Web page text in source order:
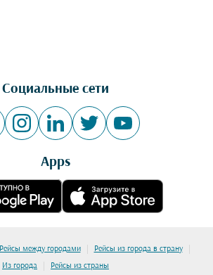
Социальные сети
Apps
Рейсы между городами | Рейсы из города в страну |
Из города | Рейсы из страны